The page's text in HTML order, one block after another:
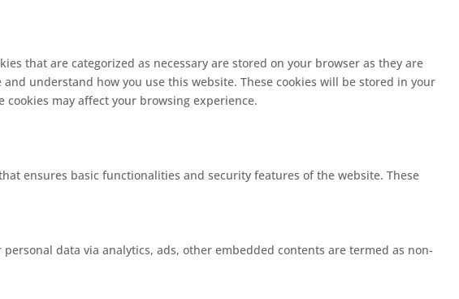
that are categorized as necessary are stored on your browser as they are
understand how you use this website. These cookies will be stored in your
may affect your browsing experience.
ensures basic functionalities and security features of the website. These
data via analytics, ads, other embedded contents are termed as non-